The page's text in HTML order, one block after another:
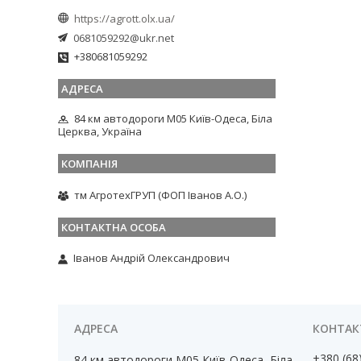
https://agrott.olx.ua/
0681059292@ukr.net
+380681059292
84 км автодороги М05 Київ-Одеса, Біла
Церква, Україна
тм АгротехГРУП (ФОП Іванов А.О.)
Іванов Андрій Олександрович